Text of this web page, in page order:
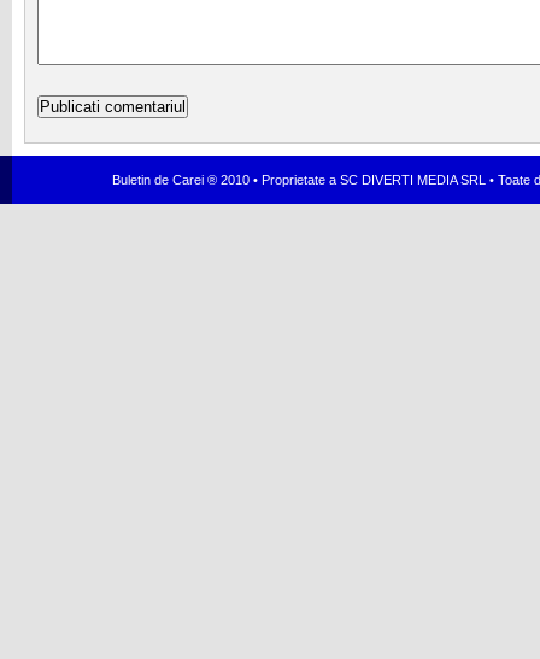
Buletin de Carei ® 2010 • Proprietate a SC DIVERTI MEDIA SRL •